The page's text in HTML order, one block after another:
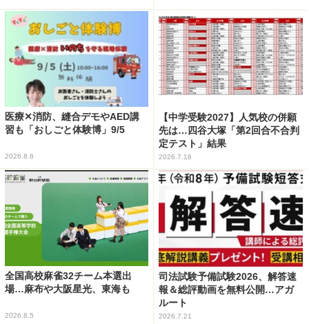
医療✕消防、縫合デモやAED講
習も「おしごと体験博」9/5
2026.8.6
【中学受験2027】人気校の併願
先は…四谷大塚「第2回合不合判
定テスト」結果
2026.7.16
全国高校麻雀32チーム本選出
場…麻布や大阪星光、東海も
2026.8.5
司法試験予備試験2026、解答速
報＆総評動画を無料公開…アガ
ルート
2026.7.21